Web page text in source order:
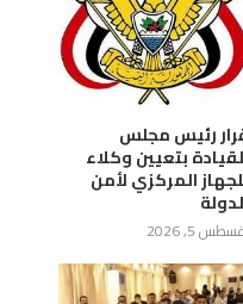
رئيس مجلس
بتعيين وكلاء
المركزي لأمن
5, 2026